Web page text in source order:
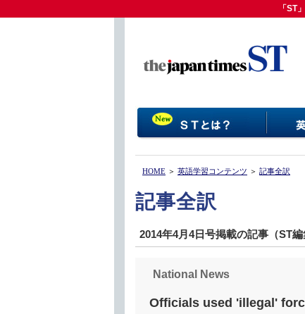
「ST
「ST
HOME ＞ 英語学習コンテンツ ＞ 記事全訳
記事全訳
2014年4月4日号掲載の記事（ST編
National News
Officials used 'illegal'